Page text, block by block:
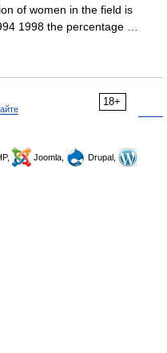
of women in the field is
1998 the percentage …
18+
Joomla,
Drupal,